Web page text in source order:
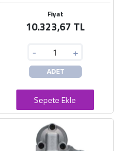
Fiyat
10.323,67 TL
- +
ADET
Sepete Ekle